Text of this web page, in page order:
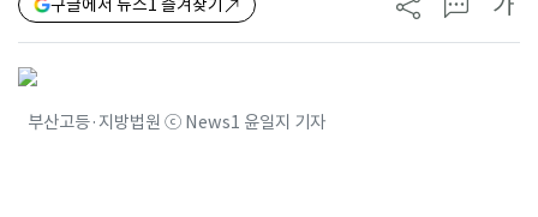
구글에서 뉴스1 즐겨찾기
부산고등·지방법원 ⓒ News1 윤일지 기자